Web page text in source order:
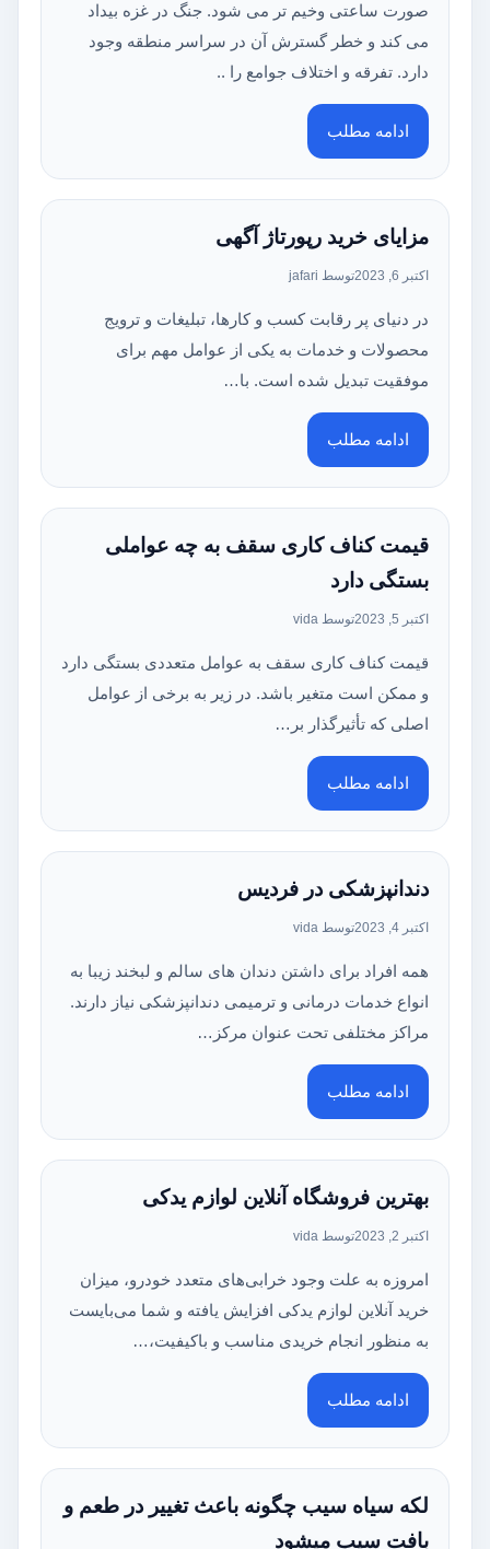
صورت ساعتی وخیم تر می شود. جنگ در غزه بیداد
می کند و خطر گسترش آن در سراسر منطقه وجود
دارد. تفرقه و اختلاف جوامع را ..
ادامه مطلب
مزایای خرید رپورتاژ آگهی
اکتبر 6, 2023 توسط jafari
در دنیای پر رقابت کسب و کارها، تبلیغات و ترویج
محصولات و خدمات به یکی از عوامل مهم برای
موفقیت تبدیل شده است. با…
ادامه مطلب
قیمت کناف کاری سقف به چه عواملی
بستگی دارد
اکتبر 5, 2023 توسط vida
قیمت کناف کاری سقف به عوامل متعددی بستگی دارد
و ممکن است متغیر باشد. در زیر به برخی از عوامل
اصلی که تأثیرگذار بر…
ادامه مطلب
دندانپزشکی در فردیس
اکتبر 4, 2023 توسط vida
همه افراد برای داشتن دندان های سالم و لبخند زیبا به
انواع خدمات درمانی و ترمیمی دندانپزشکی نیاز دارند.
مراکز مختلفی تحت عنوان مرکز…
ادامه مطلب
بهترین فروشگاه آنلاین لوازم یدکی
اکتبر 2, 2023 توسط vida
امروزه به علت وجود خرابی‌های متعدد خودرو، میزان
خرید آنلاین لوازم یدکی افزایش یافته و شما می‌بایست
به منظور انجام خریدی مناسب و باکیفیت،…
ادامه مطلب
لکه سیاه سیب چگونه باعث تغییر در طعم و
بافت سیب میشود